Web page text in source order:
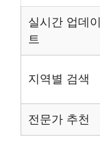
실시간 업데이
트
지역별 검색
전문가 추천